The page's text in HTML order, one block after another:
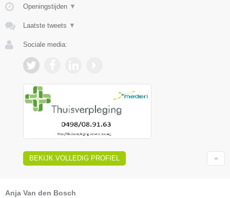
Openingstijden ▼
Laatste tweets ▼
Sociale media:
BEKIJK VOLLEDIG PROFIEL
Anja Van den Bosch